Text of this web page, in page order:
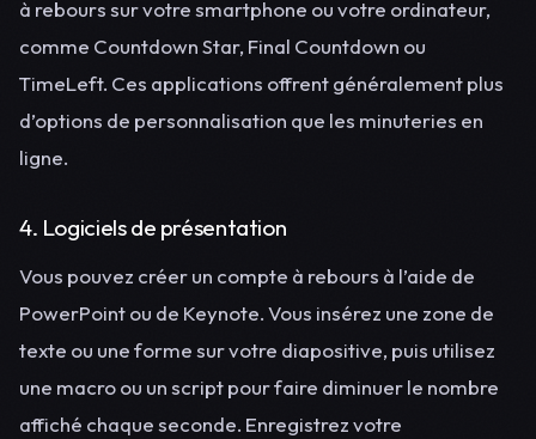
à rebours sur votre smartphone ou votre ordinateur,
comme Countdown Star, Final Countdown ou
TimeLeft. Ces applications offrent généralement plus
d’options de personnalisation que les minuteries en
ligne.
4. Logiciels de présentation
Vous pouvez créer un compte à rebours à l’aide de
PowerPoint ou de Keynote. Vous insérez une zone de
texte ou une forme sur votre diapositive, puis utilisez
une macro ou un script pour faire diminuer le nombre
affiché chaque seconde. Enregistrez votre